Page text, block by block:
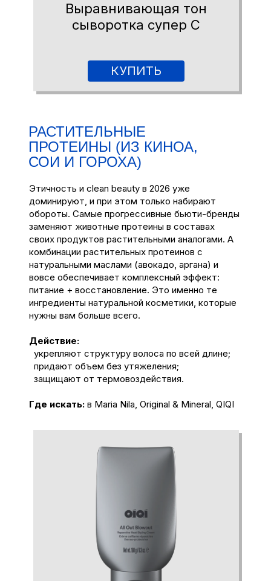
КУПИТЬ
Выравнивающая тон
сыворотка супер С
Этичность и clean beauty в 2026 уже
доминируют, и при этом только набирают
обороты. Самые прогрессивные бьюти-бренды
заменяют животные протеины в составах
своих продуктов растительными аналогами. А
комбинации растительных протеинов с
натуральными маслами (авокадо, аргана) и
вовсе обеспечивает комплексный эффект:
питание + восстановление. Это именно те
ингредиенты натуральной косметики, которые
нужны вам больше всего.
Действие:
укрепляют структуру волоса по всей длине;
придают объем без утяжеления;
защищают от термовоздействия.
Где искать:в Maria Nila, Original & Mineral, QIQI
РАСТИТЕЛЬНЫЕ
ПРОТЕИНЫ (ИЗ КИНОА,
СОИ И ГОРОХА)